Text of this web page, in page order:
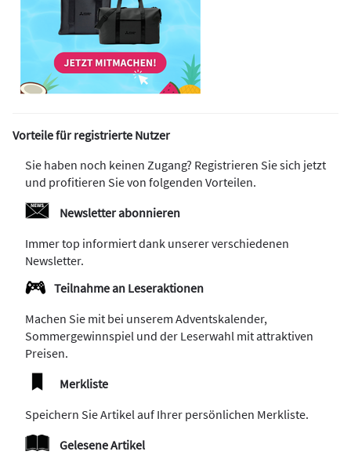
Vorteile für registrierte Nutzer
Sie haben noch keinen Zugang? Registrieren Sie sich jetzt
und profitieren Sie von folgenden Vorteilen.
Newsletter abonnieren
Immer top informiert dank unserer verschiedenen
Newsletter.
Teilnahme an Leseraktionen
Machen Sie mit bei unserem Adventskalender,
Sommergewinnspiel und der Leserwahl mit attraktiven
Preisen.
Merkliste
Speichern Sie Artikel auf Ihrer persönlichen Merkliste.
Gelesene Artikel